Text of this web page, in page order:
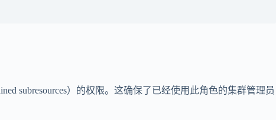
subresources）的权限。这确保了已经使用此角色的集群管理员